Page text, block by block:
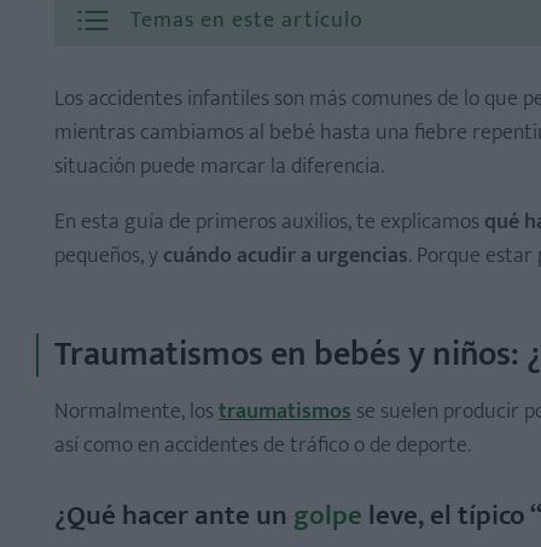
Temas en este artículo
¿Qué hacer ante un golpe leve, el típico “chichón”?
¿Cuándo acudir a urgencias en caso de traumatismo?
¿Cómo limpiar una herida correctamente?
¿Qué hacer si hay hemorragia?
¿Qué no debes hacer en caso de herida o corte?
Los accidentes infantiles son más comunes de lo que
mientras cambiamos al bebé hasta una fiebre
situación puede marcar la diferencia.
En esta guía de primeros auxilios, te explicamos qué
pequeños, ycuándo acudir a urgencias. Porque
Traumatismos en bebés y niños:
Normalmente, lostraumatismosse suelen producir
así como en accidentes de tráfico o de deporte.
¿Qué hacer ante un golpeleve, el típico